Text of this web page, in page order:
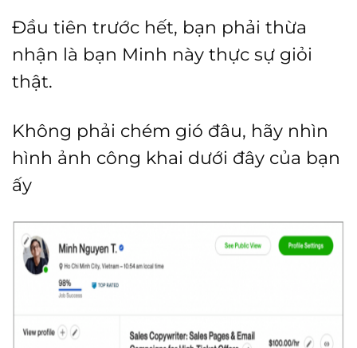
Đầu tiên trước hết, bạn phải thừa
nhận là bạn Minh này thực sự giỏi
thật.
Không phải chém gió đâu, hãy nhìn
hình ảnh công khai dưới đây của bạn
ấy